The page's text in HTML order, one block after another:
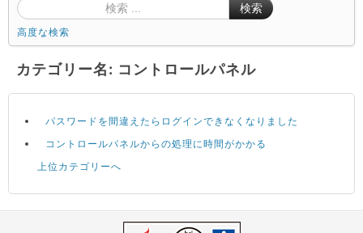
検索
高度な検索
カテゴリー名: コントロールパネル
パスワードを間違えたらログインできなくなりました
コントロールパネルからの処理に時間がかかる
上位カテゴリーへ